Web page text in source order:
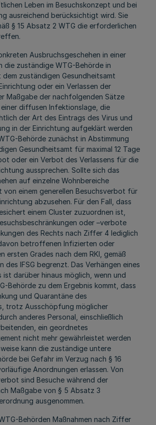
Leben im Besuchskonzept und bei
ausreichend berücksichtigt wird. Sie
§ 15 Absatz 2 WTG die erforderlichen
Ausbruchsgeschehen in einer
die zuständige WTG-Behörde in
dem zuständigen Gesundheitsamt
oder ein Verlassen der
Maßgabe der nachfolgenden Sätze
diffusen Infektionslage, die
der Art des Eintrags des Virus und
in der Einrichtung aufgeklärt werden
Behörde zunächst in Abstimmung
Gesundheitsamt für maximal 12 Tage
oder ein Verbot des Verlassens für die
aussprechen. Sollte sich das
auf einzelne Wohnbereiche
von einem generellen Besuchsverbot für
abzusehen. Für den Fall, dass
einem Cluster zuzuordnen ist,
oder –verbote
des Rechts nach Ziffer 4 lediglich
betroffenen Infizierten oder
ersten Grades nach dem RKI, gemäß
des IFSG begrenzt. Das Verhängen eines
ist darüber hinaus möglich, wenn und
Behörde zu dem Ergebnis kommt, dass
und Quarantäne des
trotz Ausschöpfung möglicher
anderes Personal, einschließlich
ein geordnetes
nicht mehr gewährleistet werden
kann die zuständige untere
bei Gefahr im Verzug nach § 16
Anordnungen erlassen. Von
sind Besuche während der
Maßgabe von § 5 Absatz 3
ausgenommen.
Behörden Maßnahmen nach Ziffer